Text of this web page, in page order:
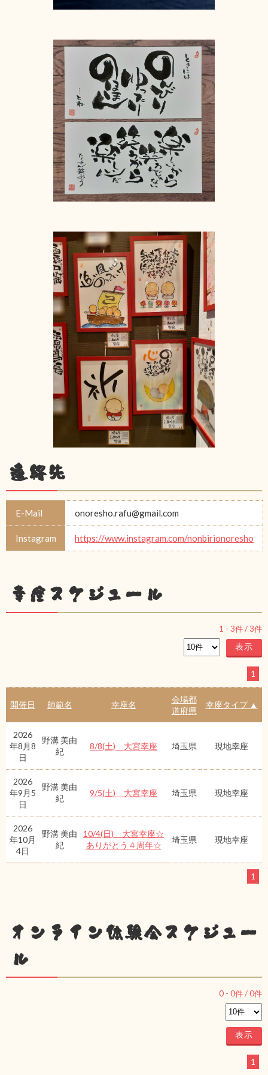
連絡先
E-Mail onoresho.rafu@gmail.com
Instagram https://www.instagram.com/nonbirionoresho
幸座スケジュール
1 - 3件 /3件
1
開催日 師範名 幸座名
会場都
道府県
幸座タイプ ▲
2026
年8月8
日
野溝 美由
紀
8/8(土) 大宮幸座 埼玉県 現地幸座
2026
年9月5
日
野溝 美由
紀
9/5(土) 大宮幸座 埼玉県 現地幸座
2026
年10月
4日
野溝 美由
紀
10/4(日) 大宮幸座☆
ありがとう４周年☆
埼玉県 現地幸座
1
オンライン体験会スケジュー
ル
0 - 0件 /0件
1